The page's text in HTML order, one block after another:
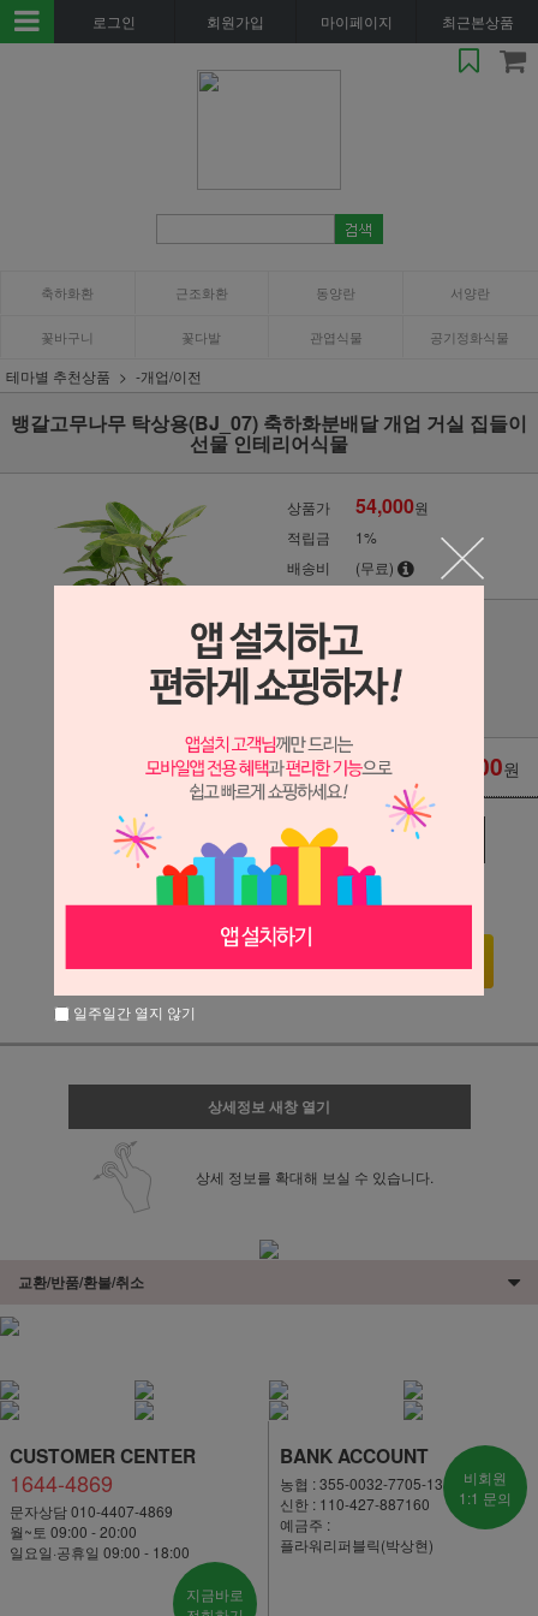
로그인 회원가입 마이페이지 최근본상품
축하화환 근조화환 동양란 서양란
꽃바구니 꽃다발 관엽식물 공기정화식물
테마별 추천상품 -개업/이전
뱅갈고무나무 탁상용(BJ_07) 축하화분배달 개업 거실 집들이
선물 인테리어식물
상품가 54,000원
적립금
1%
배송비
(무료)
수량
옵션 적용가 54,000원
관심상품 장바구니
구매하기
상세정보 새창 열기
상세 정보를 확대해 보실 수 있습니다.
교환/반품/환불/취소
CUSTOMER CENTER
1644-4869
문자상담 010-4407-4869
월~토 09:00 - 20:00
일요일·공휴일 09:00 - 18:00
지금바로
BANK ACCOUNT
농협 : 355-0032-7705-13
신한 : 110-427-887160
예금주 :
플라워리퍼블릭(박상현)
비회원
1:1 문의
일주일간 열지 않기